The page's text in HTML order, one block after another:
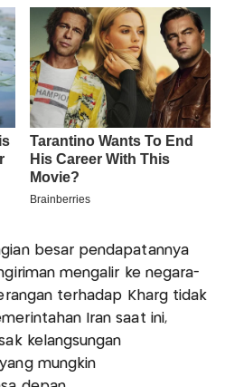
besar pendapatannya
mengalir ke negara-
terhadap Kharg tidak
Iran saat ini,
kelangsungan
mungkin